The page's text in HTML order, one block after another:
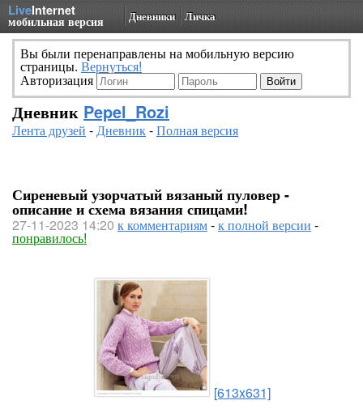
LiveInternet
мобильная версия Дневники Личка
Вы были перенаправлены на мобильную версию
страницы. Вернуться!
Авторизация
Дневник Pepel_Rozi
Лента друзей -Дневник-Полная версия
Сиреневый узорчатый вязаный пуловер -
описание и схема вязания спицами!
27-11-2023 14:20 к комментариям-к полной версии -
понравилось!
[613x631]